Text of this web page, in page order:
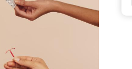
Toujours connectés :
comment le travail